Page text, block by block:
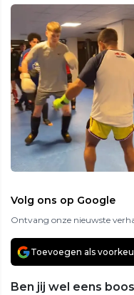
Volg ons op Google
Ontvang onze nieuwste
Toevoegen als
Ben jij wel eens